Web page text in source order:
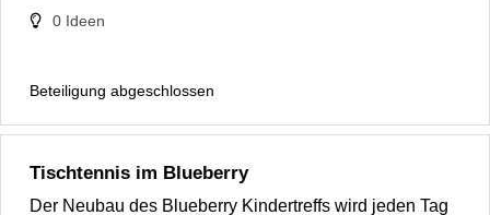
0 Ideen
Beteiligung abgeschlossen
Tischtennis im Blueberry
Der Neubau des Blueberry Kindertreffs wird jeden Tag